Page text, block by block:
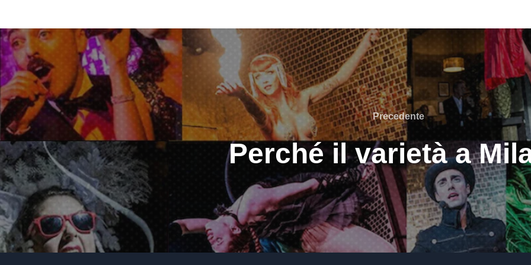
Navigazione
articoli
Precedente
Precedente
Perché il varietà a